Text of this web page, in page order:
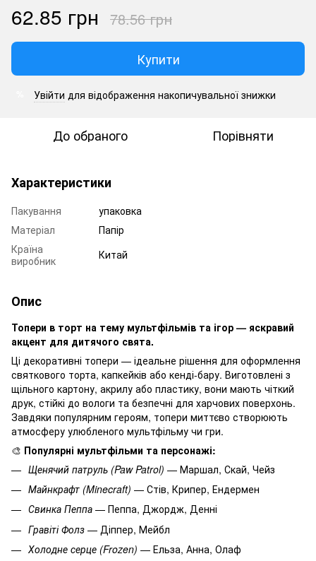
62.85 грн 78.56 грн
Купити
Увійти для відображення накопичувальної знижки
До обраного Порівняти
Характеристики
Пакування
упаковка
Матеріал
Папір
Країна
виробник
Китай
Опис
Топери в торт на тему мультфільмів та ігор — яскравий
акцент для дитячого свята.
Ці декоративні топери — ідеальне рішення для оформлення
святкового торта, капкейків або кенді-бару. Виготовлені з
щільного картону, акрилу або пластику, вони мають чіткий
друк, стійкі до вологи та безпечні для харчових поверхонь.
Завдяки популярним героям, топери миттєво створюють
атмосферу улюбленого мультфільму чи гри.
🎨 Популярні мультфільми та персонажі:
Щенячий патруль (Paw Patrol) — Маршал, Скай, Чейз
Майнкрафт (Minecraft) — Стів, Крипер, Ендермен
Свинка Пеппа — Пеппа, Джордж, Денні
Гравіті Фолз — Діппер, Мейбл
Холодне серце (Frozen) — Ельза, Анна, Олаф